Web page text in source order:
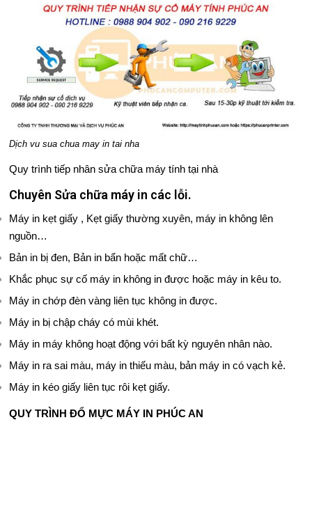
Dịch vu sua chua may in tai nha
Quy trình tiếp nhân sửa chữa máy tính tại nhà
Chuyên Sửa chữa máy in các lỗi.
Máy in kẹt giấy , Kẹt giấy thường xuyên, máy in không lên
nguồn…
Bản in bị đen, Bản in bẩn hoặc mất chữ…
Khắc phục sự cố máy in không in được hoặc máy in kêu to.
Máy in chớp đèn vàng liên tục không in được.
Máy in bị chập cháy có mùi khét.
Máy in máy không hoạt động với bất kỳ nguyên nhân nào.
Máy in ra sai màu, máy in thiếu màu, bản máy in có vạch kẻ.
Máy in kéo giấy liên tục rôi kẹt giấy.
QUY TRÌNH ĐỔ MỰC MÁY IN PHÚC AN